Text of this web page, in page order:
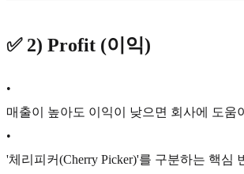
✅ 2) Profit (이익)
•
매출이 높아도 이익이 낮으면 회사에 도움
•
'체리피커(Cherry Picker)'를 구분하는 핵심